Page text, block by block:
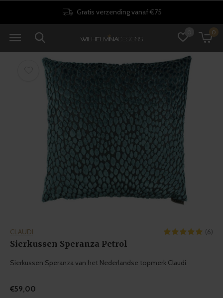
0
Gratis verzending vanaf €75
CLAUDI (6)
Sierkussen Speranza Petrol
Sierkussen Speranza van het Nederlandse topmerk Claudi.
€59,00